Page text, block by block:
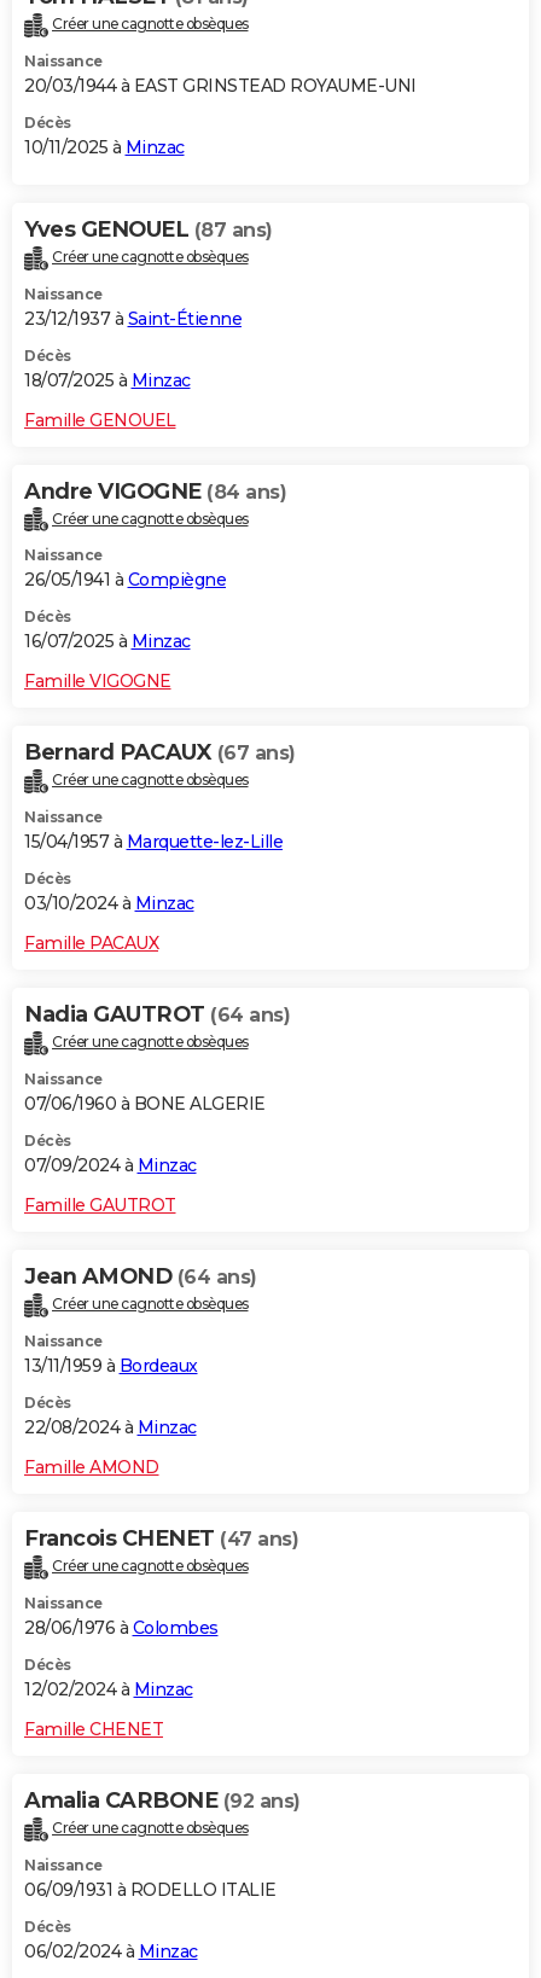
Créer une cagnotte obsèques
Naissance
20/03/1944 à EAST GRINSTEAD ROYAUME-UNI
Décès
10/11/2025 à Minzac
Yves GENOUEL (87 ans)
Créer une cagnotte obsèques
Naissance
23/12/1937 à Saint-Étienne
Décès
18/07/2025 à Minzac
Famille GENOUEL
Andre VIGOGNE (84 ans)
Créer une cagnotte obsèques
Naissance
26/05/1941 à Compiègne
Décès
16/07/2025 à Minzac
Famille VIGOGNE
Bernard PACAUX (67 ans)
Créer une cagnotte obsèques
Naissance
15/04/1957 à Marquette-lez-Lille
Décès
03/10/2024 à Minzac
Famille PACAUX
Nadia GAUTROT (64 ans)
Créer une cagnotte obsèques
Naissance
07/06/1960 à BONE ALGERIE
Décès
07/09/2024 à Minzac
Famille GAUTROT
Jean AMOND (64 ans)
Créer une cagnotte obsèques
Naissance
13/11/1959 à Bordeaux
Décès
22/08/2024 à Minzac
Famille AMOND
Francois CHENET (47 ans)
Créer une cagnotte obsèques
Naissance
28/06/1976 à Colombes
Décès
12/02/2024 à Minzac
Famille CHENET
Amalia CARBONE (92 ans)
Créer une cagnotte obsèques
Naissance
06/09/1931 à RODELLO ITALIE
Décès
06/02/2024 à Minzac